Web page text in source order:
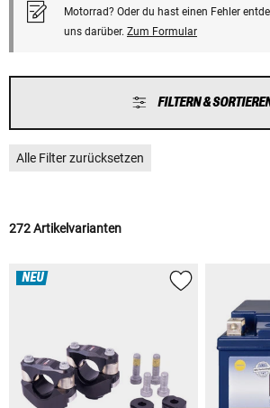
Motorrad? Oder du hast einen Fehler
uns darüber. Zum Formular
FILTERN &
Alle Filter zurücksetzen
272 Artikelvarianten
NEU